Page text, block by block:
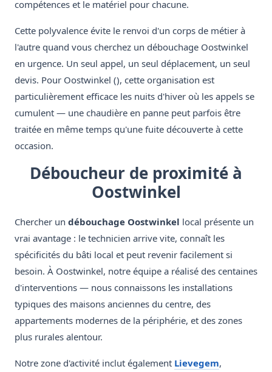
compétences et le matériel pour chacune.
Cette polyvalence évite le renvoi d'un corps de métier à
l'autre quand vous cherchez un débouchage Oostwinkel
en urgence. Un seul appel, un seul déplacement, un seul
devis. Pour Oostwinkel (), cette organisation est
particulièrement efficace les nuits d'hiver où les appels se
cumulent — une chaudière en panne peut parfois être
traitée en même temps qu'une fuite découverte à cette
occasion.
Déboucheur de proximité à
Oostwinkel
Chercher un débouchage Oostwinkel local présente un
vrai avantage : le technicien arrive vite, connaît les
spécificités du bâti local et peut revenir facilement si
besoin. À Oostwinkel, notre équipe a réalisé des centaines
d'interventions — nous connaissons les installations
typiques des maisons anciennes du centre, des
appartements modernes de la périphérie, et des zones
plus rurales alentour.
Notre zone d'activité inclut également Lievegem,